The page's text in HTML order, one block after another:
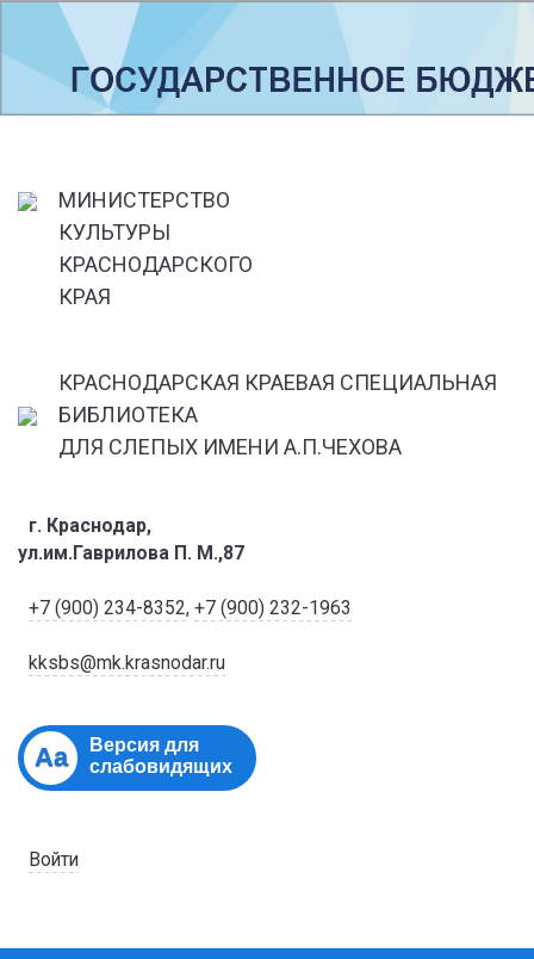
МИНИСТЕРСТВО
КУЛЬТУРЫ
КРАСНОДАРСКОГО
КРАЯ
КРАСНОДАРСКАЯ КРАЕВАЯ СПЕЦИАЛЬНАЯ
БИБЛИОТЕКА
ДЛЯ СЛЕПЫХ ИМЕНИ А.П.ЧЕХОВА
г. Краснодар,
ул.им.Гаврилова П. М.,87
+7 (900) 234-8352, +7 (900) 232-1963
kksbs@mk.krasnodar.ru
Aa
Версия для
слабовидящих
Войти